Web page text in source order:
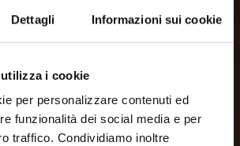
Dettagli Informazioni sui cookie
i cookie
per personalizzare contenuti ed
funzionalità dei social media e per
traffico. Condividiamo inoltre